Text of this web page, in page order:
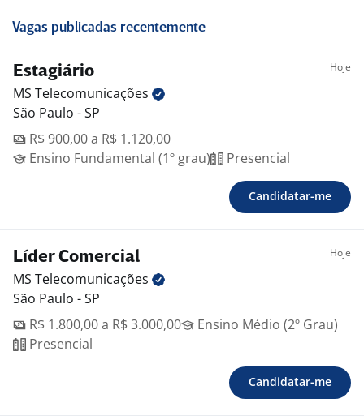
Vagas publicadas recentemente
Estagiário Hoje
MS Telecomunicações
São Paulo - SP
R$ 900,00 a R$ 1.120,00
Ensino Fundamental (1º grau)
Presencial
Candidatar-me
Líder Comercial Hoje
MS Telecomunicações
São Paulo - SP
R$ 1.800,00 a R$ 3.000,00
Ensino Médio (2º Grau)
Presencial
Candidatar-me